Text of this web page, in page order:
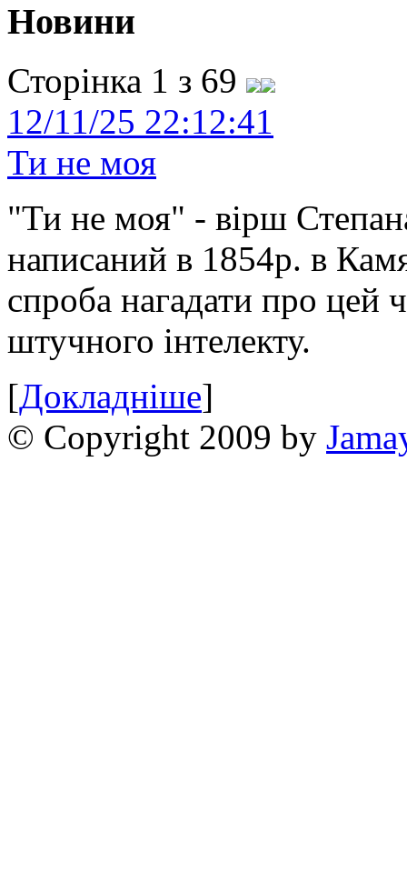
Новини
Сторінка 1 з 69
12/11/25 22:12:41
Ти не моя
"Ти не моя" - вірш
написаний в 1854р. в
спроба нагадати про цей
штучного інтелекту.
[Докладніше]
© Copyright 2009 by